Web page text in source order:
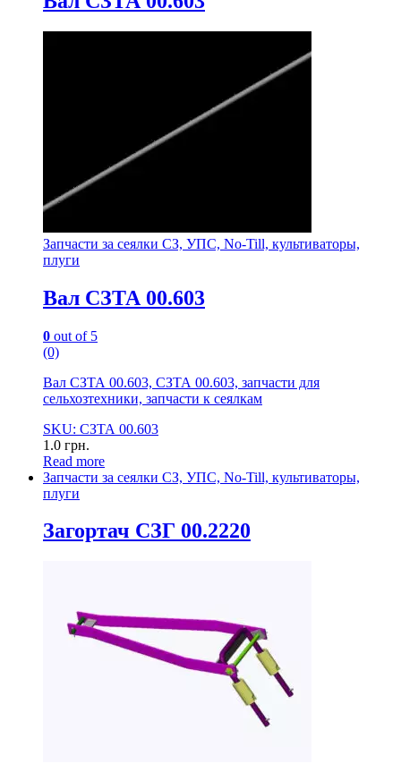
Запчасти за сеялки СЗ, УПС, No-Till, культиваторы,
плуги
Вал СЗТА 00.603
0 out of 5
(0)
Вал СЗТА 00.603, СЗТА 00.603, запчасти для
сельхозтехники, запчасти к сеялкам
SKU: СЗТА 00.603
1.0 грн.
Read more
Запчасти за сеялки СЗ, УПС, No-Till, культиваторы,
плуги
Загортач СЗГ 00.2220